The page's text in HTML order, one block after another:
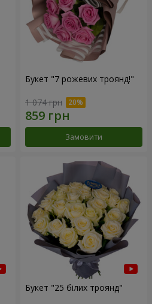
Букет "7 рожевих троянд!"
1 074 грн
Замовити
Букет "25 білих троянд"